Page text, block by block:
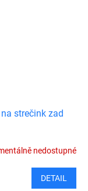
strečink zad
nedostupné
DETAIL